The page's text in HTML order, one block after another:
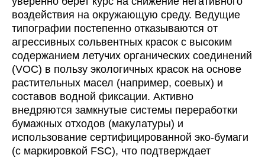
воздействия на окружающую среду. Ведущие
типографии постепенно отказываются от
агрессивных сольвентных красок с высоким
содержанием летучих органических соединений
(VOC) в пользу экологичных красок на основе
растительных масел (например, соевых) и
составов водной фиксации. Активно
внедряются замкнутые системы переработки
бумажных отходов (макулатуры) и
использование сертифицированной эко-бумаги
(с маркировкой FSC), что подтверждает